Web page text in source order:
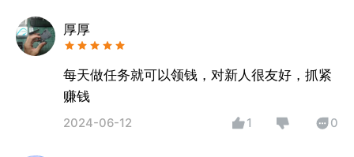
厚厚
每天做任务就可以领钱，对新人很友好，抓紧
赚钱
2024-06-12 1 0